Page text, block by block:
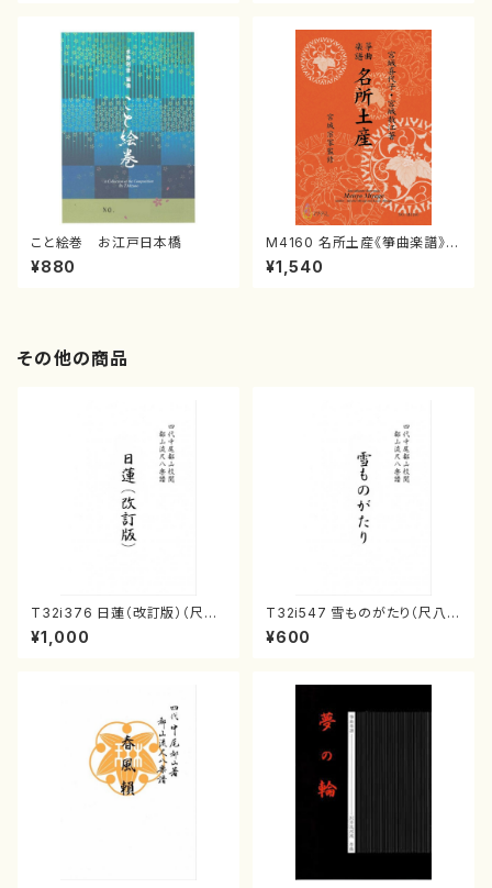
こと絵巻 お江戸日本橋
¥880
M4160 名所土産《箏曲楽譜》
（箏/宮城喜代子・宮城数江著・
宮城宗家監修/箏曲古典楽譜）
¥1,540
その他の商品
T32i376 日蓮（改訂版）（尺八/
宮城道雄/楽譜）都山流公刊楽譜
曲番:2081
¥1,000
T32i547 雪ものがたり（尺八/
沢井忠夫/楽譜）都山流公刊楽譜
曲番:2256
¥600